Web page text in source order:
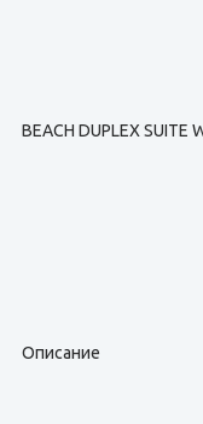
BEACH DUPLEX SUITE
Описание